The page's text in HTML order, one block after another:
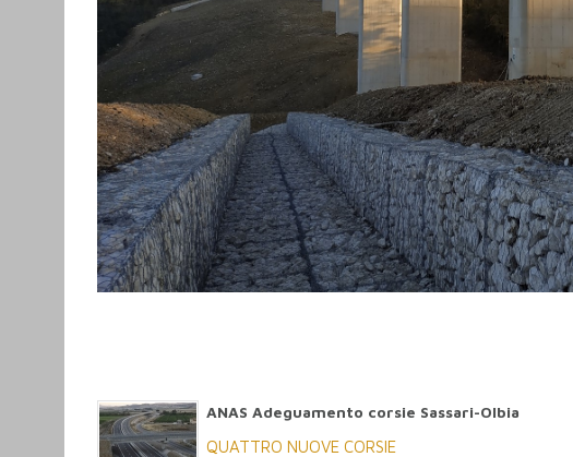
ANAS Adeguamento corsie Sassari-Olbia
QUATTRO NUOVE CORSIE